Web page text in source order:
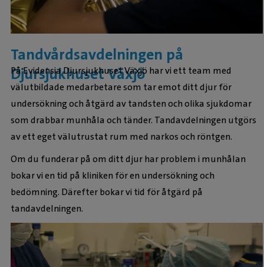
Tandvårdsavdelningen på
Djursjukhuset Växjö
På Evidensia Djursjukhuset Växjö har vi ett team med
välutbildade medarbetare som tar emot ditt djur för
undersökning och åtgärd av tandsten och olika sjukdomar
som drabbar munhåla och tänder. Tandavdelningen utgörs
av ett eget välutrustat rum med narkos och röntgen.
Om du funderar på om ditt djur har problem i munhålan
bokar vi en tid på kliniken för en undersökning och
bedömning. Därefter bokar vi tid för åtgärd på
tandavdelningen.